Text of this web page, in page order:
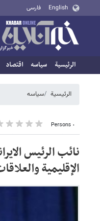
English فارسی
الرئيسية سیاسه اقتصاد
الرئيسية سیاسه
٠ Persons
نائب الرئيس
الإقليمية